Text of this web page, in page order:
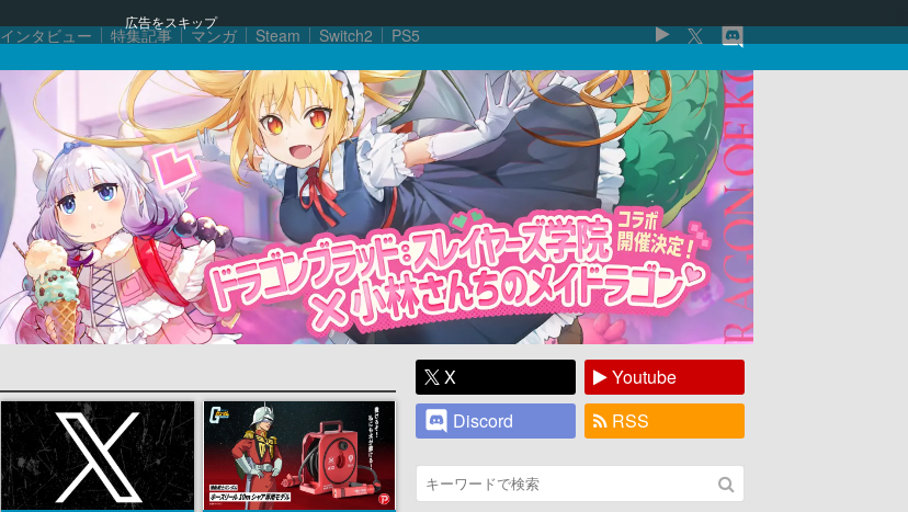
広告をスキップ
インタビュー 特集記事 マンガ Steam Switch2 PS5
X
Youtube
Discord
RSS